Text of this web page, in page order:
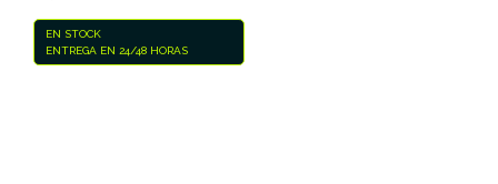
EN STOCK
ENTREGA EN 24/48 HORAS